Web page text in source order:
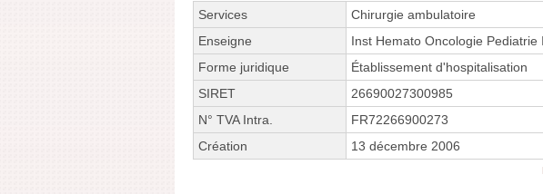
Services
Chirurgie ambulatoire
Enseigne
Inst Hemato Oncologie Pediatrie
Forme juridique
Établissement d'hospitalisation
SIRET
26690027300985
N° TVA Intra.
FR72266900273
Création
13 décembre 2006